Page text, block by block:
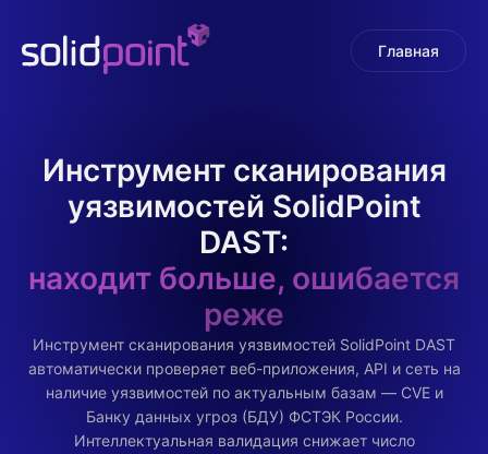
Главная
Инструмент сканирования
уязвимостей SolidPoint
DAST:
находит больше, ошибается
реже
Инструмент сканирования уязвимостей SolidPoint DAST
автоматически проверяет веб-приложения, API и сеть на
наличие уязвимостей по актуальным базам — CVE и
Банку данных угроз (БДУ) ФСТЭК России.
Интеллектуальная валидация снижает число